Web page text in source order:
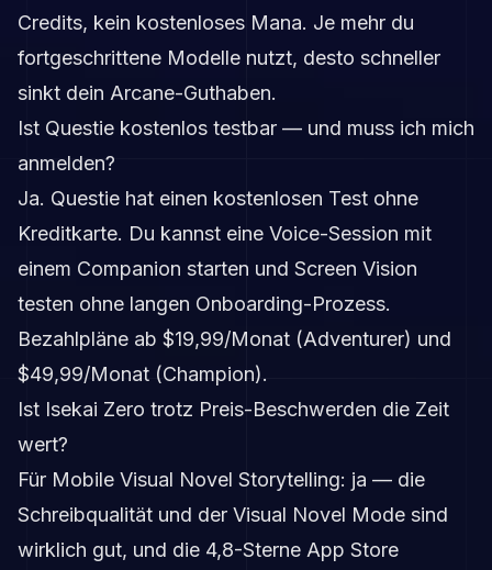
Credits, kein kostenloses Mana. Je mehr du
fortgeschrittene Modelle nutzt, desto schneller
sinkt dein Arcane-Guthaben.
Ist Questie kostenlos testbar — und muss ich mich
anmelden?
Ja. Questie hat einen kostenlosen Test ohne
Kreditkarte. Du kannst eine Voice-Session mit
einem Companion starten und Screen Vision
testen ohne langen Onboarding-Prozess.
Bezahlpläne ab $19,99/Monat (Adventurer) und
$49,99/Monat (Champion).
Ist Isekai Zero trotz Preis-Beschwerden die Zeit
wert?
Für Mobile Visual Novel Storytelling: ja — die
Schreibqualität und der Visual Novel Mode sind
wirklich gut, und die 4,8-Sterne App Store